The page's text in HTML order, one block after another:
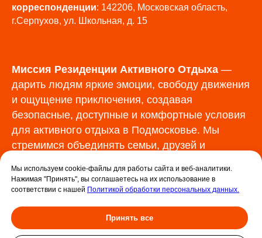
корреспонденции: 142206, Московская область,
г.Серпухов, ул. Школьная, д. 15
Миссия Резиденции Активного Отдыха —
дарить людям яркие эмоции, свободу движения
и ощущение приключения, создавая
безопасные, доступные и комфортные условия
для активного отдыха в Подмосковье. Мы
стремимся объединять семьи, друзей и
в памяти надолго.
© 2026 ИП Копырин Н.М. Все права
защищены. Использование материалов
Мы используем cookie-файлы для работы сайта и веб-аналитики.
Нажимая "Принять", вы соглашаетесь на их использование в
соответствии с нашей Политикой обработки персональных данных.
Принять все